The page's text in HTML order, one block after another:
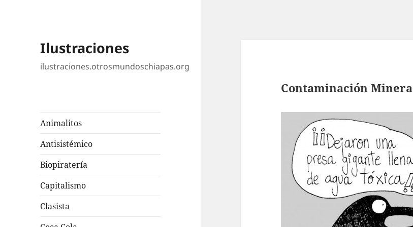
Ilustraciones
ilustraciones.otrosmundoschiapas.org
Animalitos
Antisistémico
Biopiratería
Capitalismo
Clasista
Contaminación Minera